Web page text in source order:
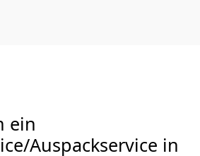
ein
Auspackservice in